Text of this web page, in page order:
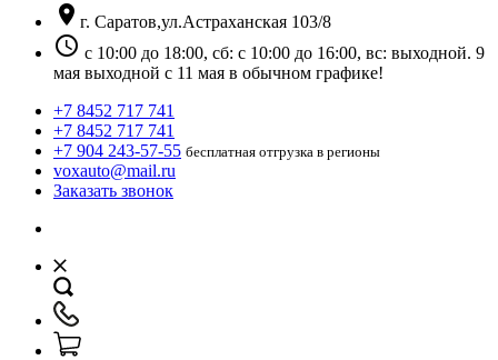
location_on г. Саратов,ул.Астраханская 103/8
schedule с 10:00 до 18:00, сб: с 10:00 до 16:00, вс: выходной. 9
мая выходной с 11 мая в обычном графике!
+7 8452 717 741
+7 8452 717 741
+7 904 243-57-55 бесплатная отгрузка в регионы
voxauto@mail.ru
Заказать звонок